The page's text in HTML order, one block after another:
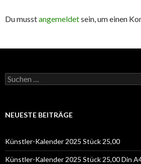
Du musstangemeldetsein, um einen
Suchen
nach:
NEUESTE BEITRÄGE
Künstler-Kalender 2025 Stück 25,00
Künstler-Kalender 2025 Stück 25,00 Din